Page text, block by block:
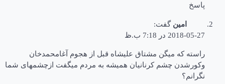
پاسخ
امین گفت:
2018-05-27 در 7:18 ب.ظ
راسته که میگن مشتاق علیشاه قبل از هجوم آغامحمدخان
وکورشدن چشم کرنانیان همیشه به مردم میگفت ازچشمهای شما
نگرانم؟